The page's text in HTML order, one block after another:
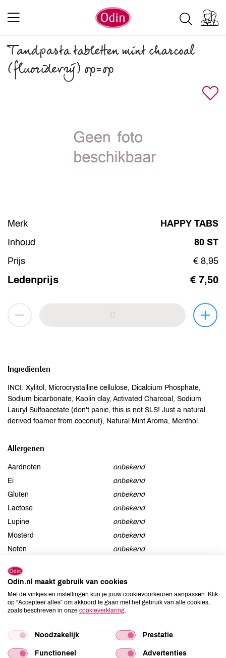
Tandpasta tabletten mint charcoal
(fluoridevrij) op=op
Merk
HAPPY TABS
Inhoud
80 ST
Prijs
€ 8,95
Ledenprijs € 7,50
Ingrediënten
INCI: Xylitol, Microcrystalline cellulose, Dicalcium Phosphate,
Sodium bicarbonate, Kaolin clay, Activated Charcoal, Sodium
Lauryl Sulfoacetate (don't panic, this is not SLS! Just a natural
derived foamer from coconut), Natural Mint Aroma, Menthol.
Allergenen
Aardnoten
onbekend
Ei
onbekend
Gluten
onbekend
Lactose
onbekend
Lupine
onbekend
Mosterd
onbekend
Noten
onbekend
Selderij
Soja
onbekend
Vis
onbekend
Weekdieren
onbekend
Zwaveldioxide / sulfieten
onbekend
Odin.nl maakt gebruik van cookies
Met de vinkjes en instellingen kun je jouw cookievoorkeuren aanpassen. Klik
op “Accepteer alles” om akkoord te gaan met het gebruik van alle cookies,
zoals beschreven in onze cookieverklaring
Noodzakelijk Prestatie
Functioneel Advertenties